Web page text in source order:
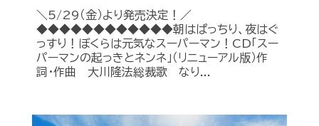
＼5/29（金）より発売決定！／
◆◆◆◆◆◆◆◆◆◆◆◆朝はぱっちり、夜はぐ
っすり！ぼくらは元気なスーパーマン！CD「スー
パーマンの起っきとネンネ」（リニューアル版）作
詞・作曲 大川隆法総裁歌 なり...